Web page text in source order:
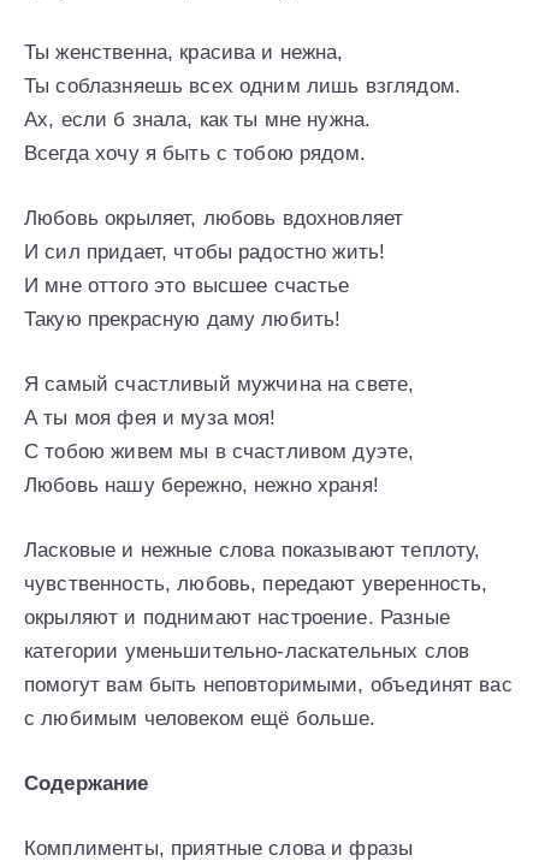
Ты женственна, красива и нежна,
Ты соблазняешь всех одним лишь взглядом.
Ах, если б знала, как ты мне нужна.
Всегда хочу я быть с тобою рядом.
Любовь окрыляет, любовь вдохновляет
И сил придает, чтобы радостно жить!
И мне оттого это высшее счастье
Такую прекрасную даму любить!
Я самый счастливый мужчина на свете,
А ты моя фея и муза моя!
С тобою живем мы в счастливом дуэте,
Любовь нашу бережно, нежно храня!
Ласковые и нежные слова показывают теплоту,
чувственность, любовь, передают уверенность,
окрыляют и поднимают настроение. Разные
категории уменьшительно-ласкательных слов
помогут вам быть неповторимыми, объединят вас
с любимым человеком ещё больше.
Содержание
Комплименты, приятные слова и фразы